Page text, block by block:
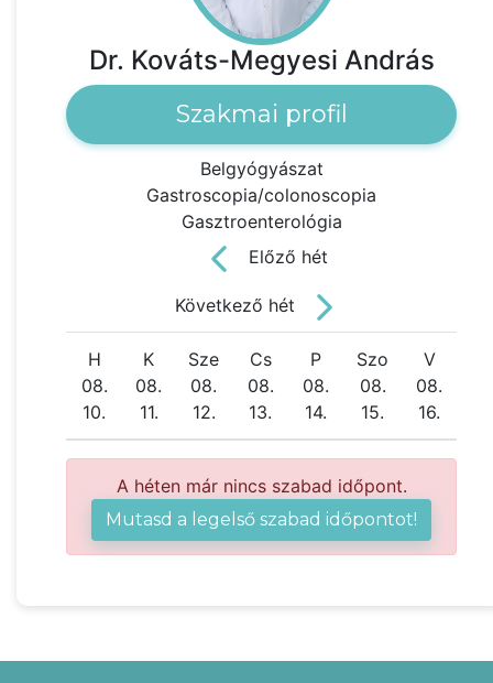
Dr. Kováts-Megyesi András
Szakmai profil
Belgyógyászat
Gastroscopia/colonoscopia
Gasztroenterológia
Előző hét
Következő hét
H
08.
10.
K
08.
11.
Sze
08.
12.
Cs
08.
13.
P
08.
14.
Szo
08.
15.
V
08.
16.
A héten már nincs szabad időpont.
Mutasd a legelső szabad időpontot!